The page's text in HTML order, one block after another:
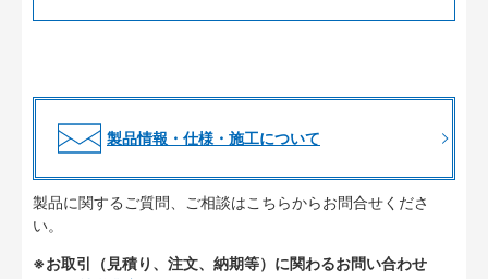
製品情報・仕様・施工について
製品に関するご質問、ご相談はこちらからお問合せくださ
い。
※お取引（見積り、注文、納期等）に関わるお問い合わせ